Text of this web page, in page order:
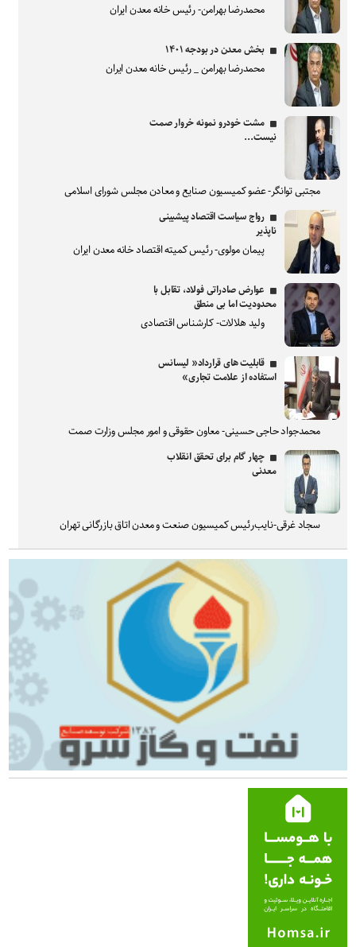
محمدرضا بهرامن- رئیس خانه معدن ایران
بخش معدن در بودجه ۱۴۰۱
محمدرضا بهرامن _ رئیس خانه معدن ایران
مشت خودرو نمونه خروار صمت
نیست...
مجتبی توانگر- عضو کمیسیون صنایع و معادن مجلس شورای اسلامی
رواج سیاست اقتصاد پیشبینی
ناپذیر
پیمان مولوی- رئیس کمیته اقتصاد خانه معدن ایران
عوارض صادراتی فولاد، تقابل با
محدودیت اما بی منطق
ولید هلالات- کارشناس اقتصادی
قابلیت های قرارداد« لیسانس
استفاده از علامت تجاری»
محمدجواد حاجی حسینی- معاون حقوقی و امور مجلس وزارت صمت
چهار گام برای تحقق انقلاب
معدنی
سجاد غرقی-نایب‌رئیس کمیسیون صنعت و معدن اتاق بازرگانی تهران